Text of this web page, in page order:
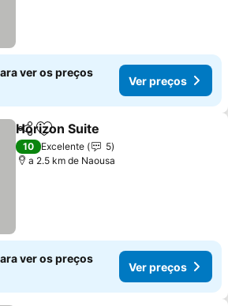
ver os preços
Ver preços
PartilharAdicionar aos favoritos
Horizon Suite
10 Excelente
5
a 2.5 km de Naousa
ver os preços
Ver preços